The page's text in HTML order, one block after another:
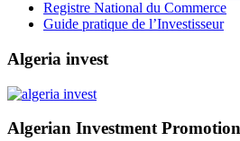
Registre National du Commerce
Guide pratique de l’Investisseur
Algeria invest
Algerian Investment